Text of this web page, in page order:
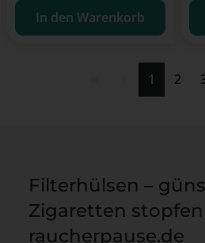
In den Warenkorb
Seite
1 Seite
2
Filterhülsen –
Zigaretten
raucherpause.de